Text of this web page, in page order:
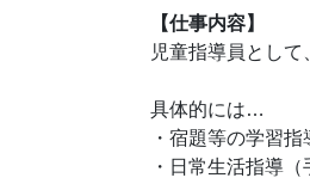
【仕事内容】
児童指導員として
具体的には…
・宿題等の学習指
・日常生活指導